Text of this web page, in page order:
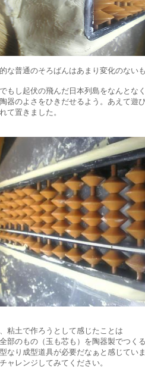
な普通のそろばんはあまり変化のないも
もし起伏の飛んだ日本列島をなんとな
器のよさをひきだせるよう。あえて遊
て置きました。
粘土で作ろうとして感じたことは
部のもの（玉も芯も）を陶器製でつく
なり成型道具が必要だなぁと感じてい
ャレンジしてみてください。